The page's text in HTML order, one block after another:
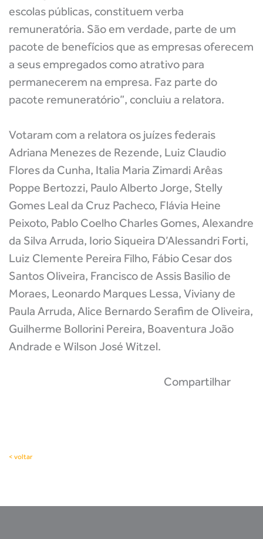
escolas públicas, constituem verba
remuneratória. São em verdade, parte de um
pacote de benefícios que as empresas oferecem
a seus empregados como atrativo para
permanecerem na empresa. Faz parte do
pacote remuneratório”, concluiu a relatora.
Votaram com a relatora os juízes federais
Adriana Menezes de Rezende, Luiz Claudio
Flores da Cunha, Italia Maria Zimardi Arêas
Poppe Bertozzi, Paulo Alberto Jorge, Stelly
Gomes Leal da Cruz Pacheco, Flávia Heine
Peixoto, Pablo Coelho Charles Gomes, Alexandre
da Silva Arruda, Iorio Siqueira D’Alessandri Forti,
Luiz Clemente Pereira Filho, Fábio Cesar dos
Santos Oliveira, Francisco de Assis Basilio de
Moraes, Leonardo Marques Lessa, Viviany de
Paula Arruda, Alice Bernardo Serafim de Oliveira,
Guilherme Bollorini Pereira, Boaventura João
Andrade e Wilson José Witzel.
Compartilhar
< voltar